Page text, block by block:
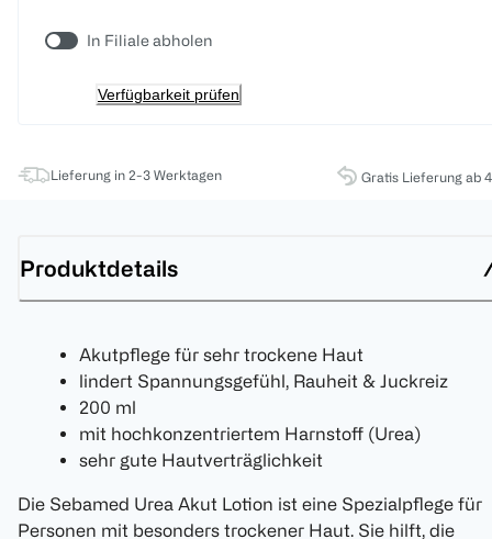
In Filiale abholen
Verfügbarkeit prüfen
Lieferung in 2-3 Werktagen Gratis Lieferung ab
Produktdetails
Akutpflege für sehr trockene Haut
lindert Spannungsgefühl, Rauheit & Juckreiz
200 ml
mit hochkonzentriertem Harnstoff (Urea)
sehr gute Hautverträglichkeit
Die Sebamed Urea Akut Lotion ist eine Spezialpflege für
Personen mit besonders trockener Haut. Sie hilft, die